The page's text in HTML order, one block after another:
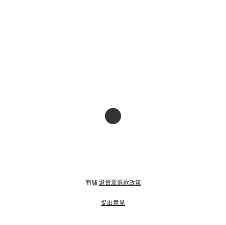
商舖 退貨及退款政策
提出意見